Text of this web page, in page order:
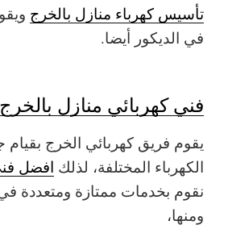
تأسيس كهرباء منازل بالخرج
في الديكور أيضا.
فني كهربائي منازل بالخرج
يقوم فريق كهربائي الخرج بقيام
الكهرباء المختلفة، لذلك افضل
نقوم بخدمات ممتازة ومتعددة
ومنها،